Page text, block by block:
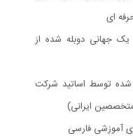
ای
جهانی دوبله شده از
توسط اساتید شرکت
ایرانی)
آموزشی فارسی